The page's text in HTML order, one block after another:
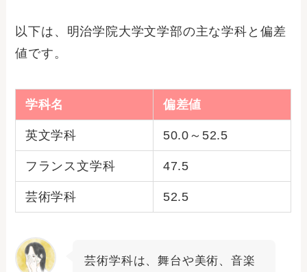
以下は、明治学院大学文学部の主な学科と偏差
値です。
学科名 偏差値
英文学科 50.0～52.5
フランス文学科 47.5
芸術学科 52.5
芸術学科は、舞台や美術、音楽